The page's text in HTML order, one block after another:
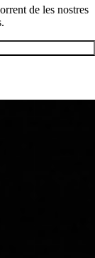
de les nostres